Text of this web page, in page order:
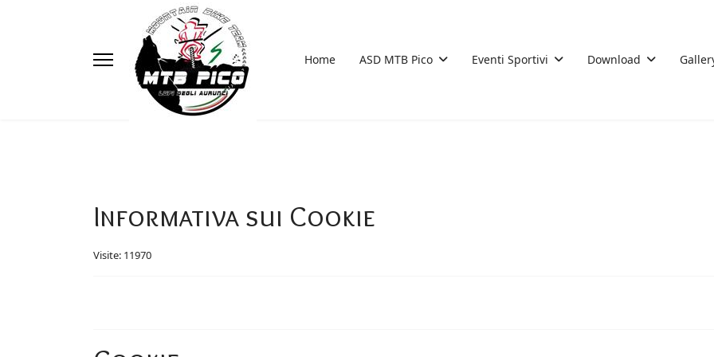
Home ASD MTB Pico Eventi Sportivi Download
Informativa sui Cookie
Visite: 11970